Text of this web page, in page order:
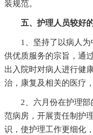
装规范。
五、护理人员较好
1、坚持了以病人为
供优质服务的宗旨，通
出入院时对病人进行健
治，康复及相关的医疗
2、六月份在护理部
范病房，开展责任制护
识，使护理工作更细化